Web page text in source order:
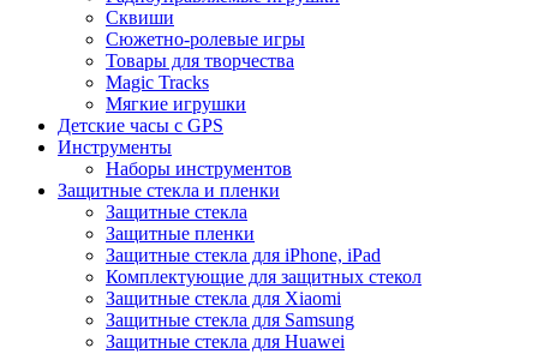
Сквиши
Сюжетно-ролевые игры
Товары для творчества
Magic Tracks
Мягкие игрушки
Детские часы с GPS
Инструменты
Наборы инструментов
Защитные стекла и пленки
Защитные стекла
Защитные пленки
Защитные стекла для iPhone, iPad
Комплектующие для защитных стекол
Защитные стекла для Xiaomi
Защитные стекла для Samsung
Защитные стекла для Huawei